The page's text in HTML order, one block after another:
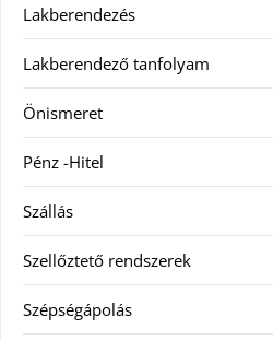
Lakberendezés
Lakberendező tanfolyam
Önismeret
Pénz -Hitel
Szállás
Szellőztető rendszerek
Szépségápolás